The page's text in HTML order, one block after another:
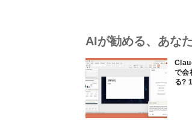
AIが勧める、あな
で会
る?